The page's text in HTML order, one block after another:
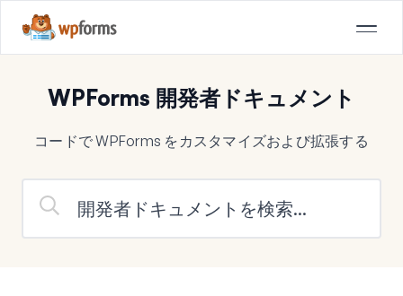
WPForms 開発者ドキュメント
コードで WPForms をカスタマイズおよび拡張する